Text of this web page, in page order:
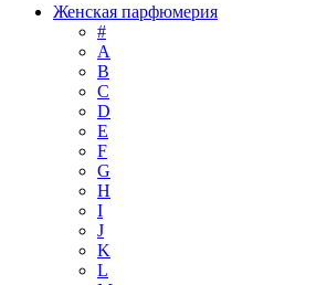
Женская парфюмерия
#
А
B
C
D
E
F
G
H
I
J
K
L